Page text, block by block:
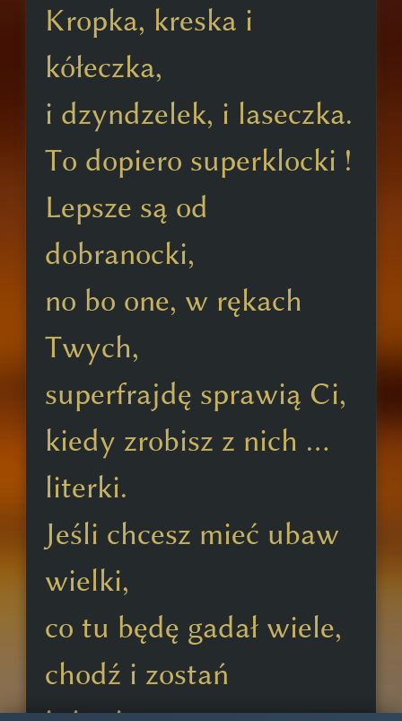
Kropka, kreska i
kółeczka,
i dzyndzelek, i laseczka.
To dopiero superklocki !
Lepsze są od
dobranocki,
no bo one, w rękach
Twych,
superfrajdę sprawią Ci,
kiedy zrobisz z nich ...
literki.
Jeśli chcesz mieć ubaw
wielki,
co tu będę gadał wiele,
chodź i zostań